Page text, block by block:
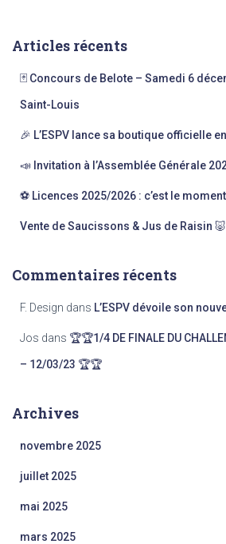
rArticles récents
🃏 Concours de Belote – Samedi 6
Saint-Louis
🎉 L’ESPV lance sa boutique officielle
📣 Invitation à l’Assemblée Générale
⚽ Licences 2025/2026 : c’est le
Vente de Saucissons & Jus de Raisin
Commentaires récents
F. Design dans L’ESPV dévoile son
Jos dans 🏆🏆1/4 DE FINALE DU
– 12/03/23 🏆🏆
Archives
novembre 2025
juillet 2025
mai 2025
mars 2025